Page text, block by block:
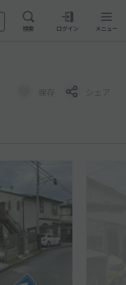
検索 ログイン メニュー
保存 シェア